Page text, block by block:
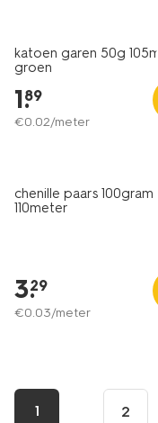
katoen garen 50g 105m
groen
1.
89
€0.02/meter
chenille paars 100gram
110meter
3.
29
€0.03/meter
1 2